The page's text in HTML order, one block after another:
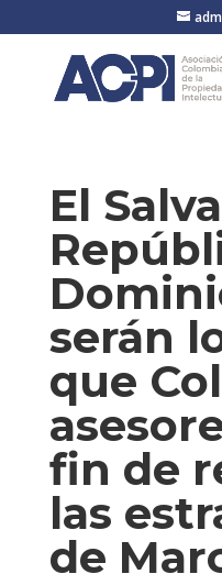
El
serán
que
fin de
las
de